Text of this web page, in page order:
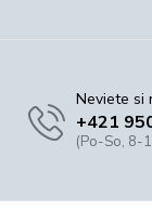
Neviete si
+421
(Po-So, 8-